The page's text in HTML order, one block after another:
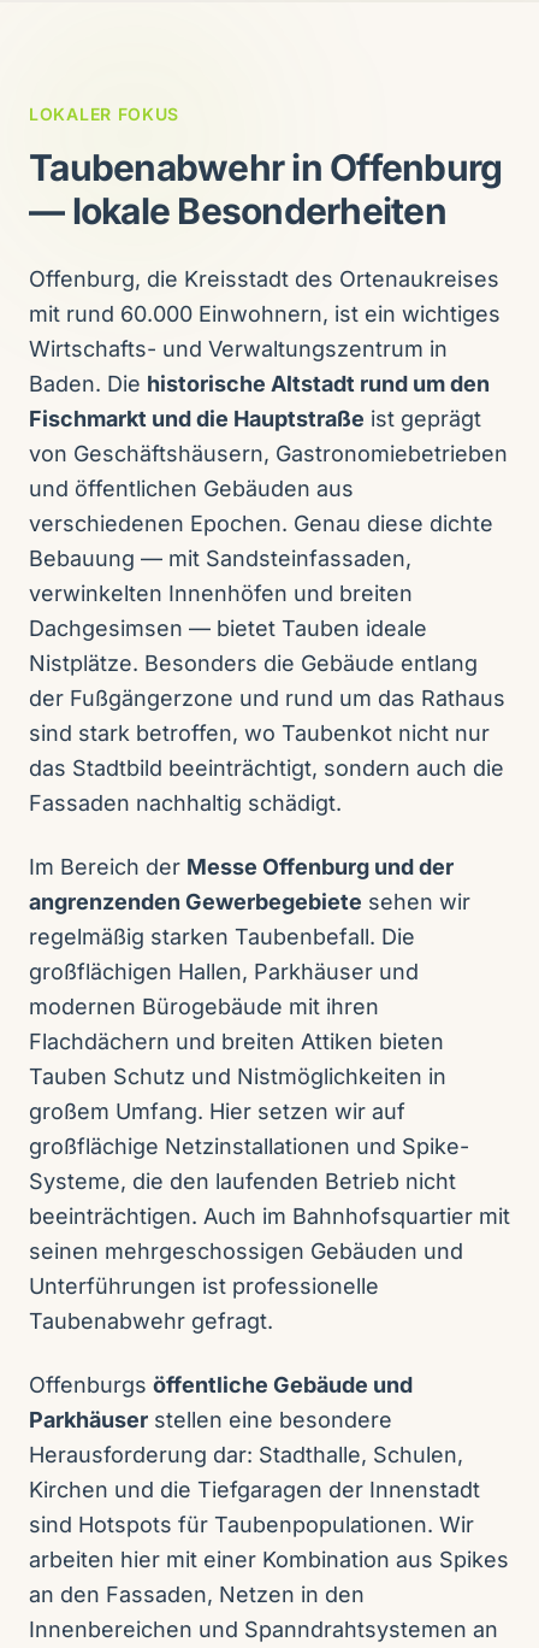
LOKALER FOKUS
Taubenabwehr in Offenburg
— lokale Besonderheiten
Offenburg, die Kreisstadt des Ortenaukreises
mit rund 60.000 Einwohnern, ist ein wichtiges
Wirtschafts- und Verwaltungszentrum in
Baden. Die historische Altstadt rund um den
Fischmarkt und die Hauptstraße ist geprägt
von Geschäftshäusern, Gastronomiebetrieben
und öffentlichen Gebäuden aus
verschiedenen Epochen. Genau diese dichte
Bebauung — mit Sandsteinfassaden,
verwinkelten Innenhöfen und breiten
Dachgesimsen — bietet Tauben ideale
Nistplätze. Besonders die Gebäude entlang
der Fußgängerzone und rund um das Rathaus
sind stark betroffen, wo Taubenkot nicht nur
das Stadtbild beeinträchtigt, sondern auch die
Fassaden nachhaltig schädigt.
Im Bereich der Messe Offenburg und der
angrenzenden Gewerbegebiete sehen wir
regelmäßig starken Taubenbefall. Die
großflächigen Hallen, Parkhäuser und
modernen Bürogebäude mit ihren
Flachdächern und breiten Attiken bieten
Tauben Schutz und Nistmöglichkeiten in
großem Umfang. Hier setzen wir auf
großflächige Netzinstallationen und Spike-
Systeme, die den laufenden Betrieb nicht
beeinträchtigen. Auch im Bahnhofsquartier mit
seinen mehrgeschossigen Gebäuden und
Unterführungen ist professionelle
Taubenabwehr gefragt.
Offenburgs öffentliche Gebäude und
Parkhäuser stellen eine besondere
Herausforderung dar: Stadthalle, Schulen,
Kirchen und die Tiefgaragen der Innenstadt
sind Hotspots für Taubenpopulationen. Wir
arbeiten hier mit einer Kombination aus Spikes
an den Fassaden, Netzen in den
Innenbereichen und Spanndrahtsystemen an